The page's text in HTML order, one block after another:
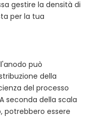
gestire la densità di
per la tua
può
della
del processo
seconda della scala
essere